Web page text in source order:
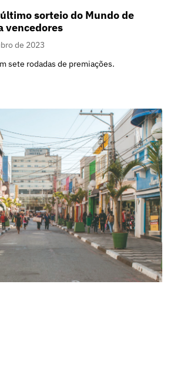
sorteio do Mundo de
vencedores
de 2023
sete rodadas de premiações.